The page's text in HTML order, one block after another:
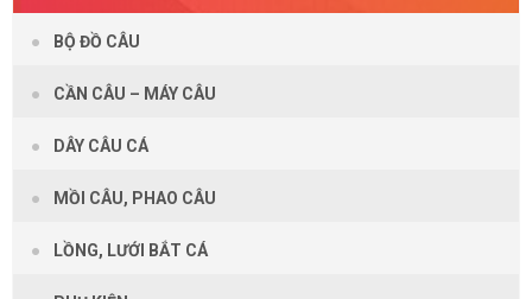
BỘ ĐỒ CÂU
CẦN CÂU – MÁY CÂU
DÂY CÂU CÁ
MỒI CÂU, PHAO CÂU
LỒNG, LƯỚI BẮT CÁ